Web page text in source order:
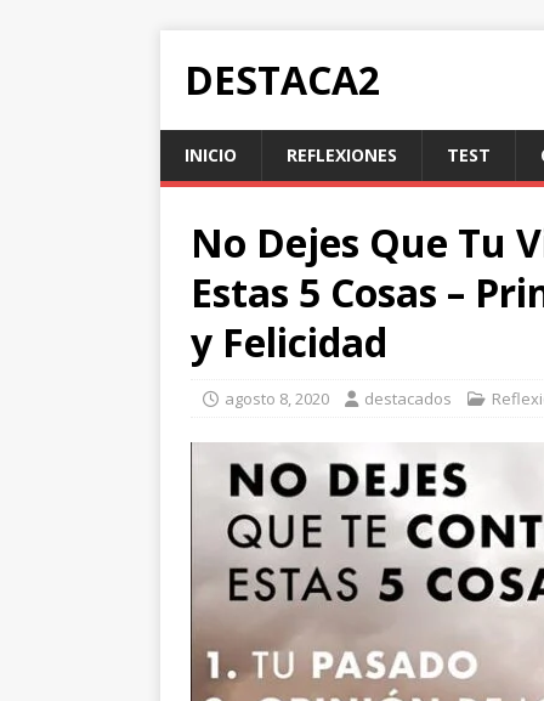
DESTACA2
INICIO REFLEXIONES TEST
No Dejes Que Tu
Estas 5 Cosas –
y Felicidad
agosto 8, 2020 destacados